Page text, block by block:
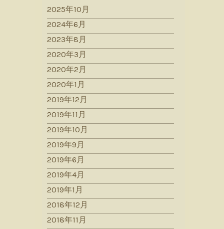
2025年10月
2024年6月
2023年8月
2020年3月
2020年2月
2020年1月
2019年12月
2019年11月
2019年10月
2019年9月
2019年6月
2019年4月
2019年1月
2018年12月
2018年11月